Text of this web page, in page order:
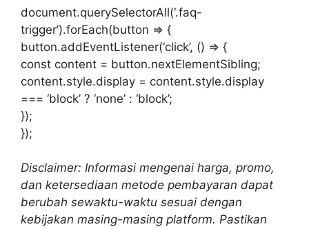
document.querySelectorAll(‘.faq-
trigger’).forEach(button => {
button.addEventListener(‘click’, () => {
const content = button.nextElementSibling;
content.style.display = content.style.display
=== ‘block’ ? ‘none’ : ‘block’;
});
});
Disclaimer: Informasi mengenai harga, promo,
dan ketersediaan metode pembayaran dapat
berubah sewaktu-waktu sesuai dengan
kebijakan masing-masing platform. Pastikan